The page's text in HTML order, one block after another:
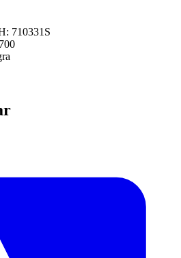
710331S